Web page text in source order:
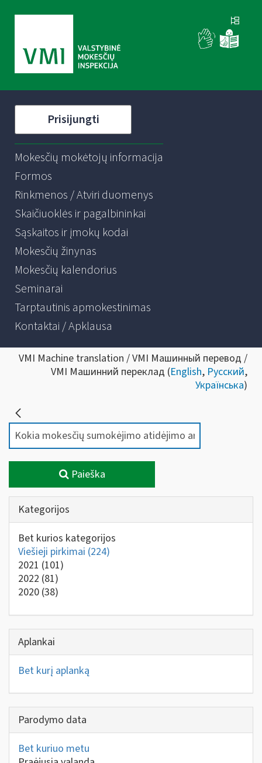
Prisijungti
Mokesčių mokėtojų informacija
Formos
Rinkmenos / Atviri duomenys
Skaičiuoklės ir pagalbininkai
Sąskaitos ir įmokų kodai
Mokesčių žinynas
Mokesčių kalendorius
Seminarai
Tarptautinis apmokestinimas
Kontaktai / Apklausa
VMI Machine translation / VMI Машинный перевод /
VMI Машинний переклад (English, Русский,
Українська)
Paieška
Kategorijos
Bet kurios kategorijos
Viešieji pirkimai (224)
2021 (101)
2022 (81)
2020 (38)
Aplankai
Bet kurį aplanką
Parodymo data
Bet kuriuo metu